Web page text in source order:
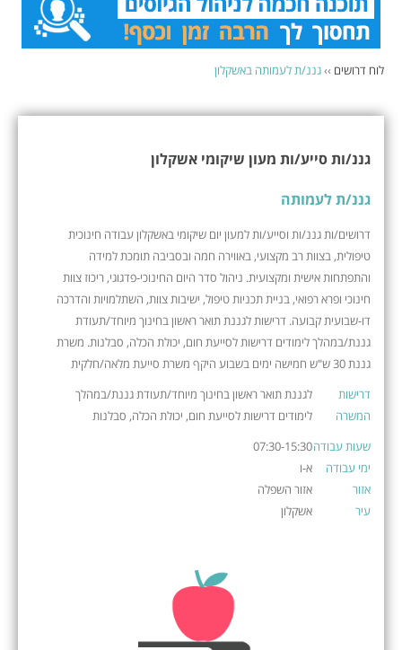
לוח דרושים ››גננ/ת לעמותה באשקלון
גננ/ות סייע/ות מעון שיקומי אשקלון
גננ/ת לעמותה
דרושים/ות גננ/ות וסייע/ות למעון יום שיקומי באשקלון עבודה חינוכית
טיפולית, בצוות רב מקצועי, באווירה חמה ובסביבה תומכת למידה
והתפתחות אישית ומקצועית. ניהול סדר היום החינוכי-פדגוגי, ריכוז צוות
חינוכי ופרא רפואי, בניית תכניות טיפול, ישיבות צוות, השתלמויות והדרכה
דו-שבועית קבועה. דרישות לגננת תואר ראשון בחינוך מיוחד/תעודת
גננת/במהלך לימודים דרישות לסייעת חום, יכולת הכלה, סבלנות. משרת
גננת 30 ש"ש חמישה ימים בשבוע היקף משרת סייעת מלאה/חלקית
דרישות
המשרה
לגננת תואר ראשון בחינוך מיוחד/תעודת גננת/במהלך
לימודים דרישות לסייעת חום, יכולת הכלה, סבלנות
שעות עבודה07:30-15:30
ימי עבודה
א-ו
אזור
אזור השפלה
עיר
אשקלון